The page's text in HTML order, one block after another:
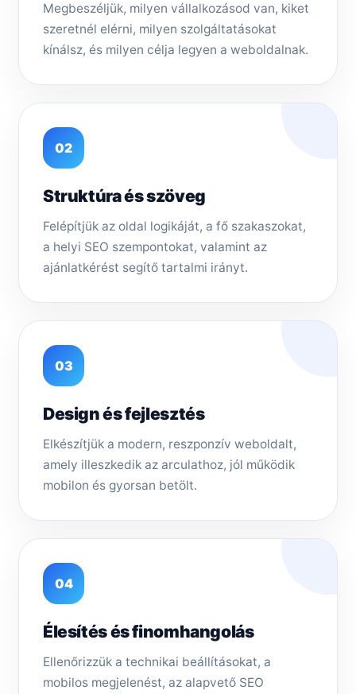
Megbeszéljük, milyen vállalkozásod van, kiket
szeretnél elérni, milyen szolgáltatásokat
kínálsz, és milyen célja legyen a weboldalnak.
02
Struktúra és szöveg
Felépítjük az oldal logikáját, a fő szakaszokat,
a helyi SEO szempontokat, valamint az
ajánlatkérést segítő tartalmi irányt.
03
Design és fejlesztés
Elkészítjük a modern, reszponzív weboldalt,
amely illeszkedik az arculathoz, jól működik
mobilon és gyorsan betölt.
04
Élesítés és finomhangolás
Ellenőrizzük a technikai beállításokat, a
mobilos megjelenést, az alapvető SEO